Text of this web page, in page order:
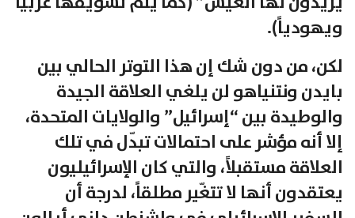
ويهودياً).
لكن، من دون شك إن هذا التوتر الحالي بين
بايدن ونتنياهو لن يلغي العلاقة الجيدة
والوطيدة بين “إسرائيل” والولايات المتحدة،
إلا أنه مؤشر على احتمالات تبدّل في تلك
العلاقة مستقبلاً، والتي كان الإسرائيليون
يعتقدون أنها لا تتغّير مطلقاً، لدرجة أن